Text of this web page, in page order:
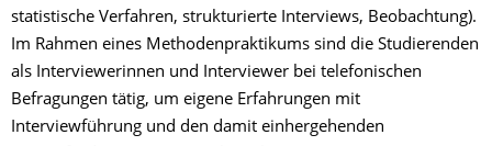
statistische Verfahren, strukturierte Interviews, Beobachtung).
Im Rahmen eines Methodenpraktikums sind die Studierenden
als Interviewerinnen und Interviewer bei telefonischen
Befragungen tätig, um eigene Erfahrungen mit
Interviewführung und den damit einhergehenden